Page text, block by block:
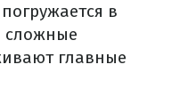
в
сложные
главные